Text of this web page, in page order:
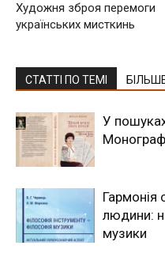
Художня зброя перемоги
українських мисткинь
СТАТТІ ПО ТЕМІ
У
Гармонія
людини:
музики